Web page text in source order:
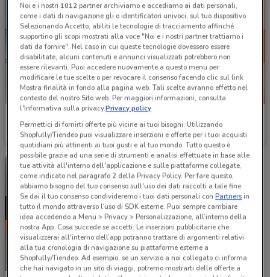
Scade il 20/09 2.6 km
-4 GIORNI
Scade lunedì 2.6 km
-4 GIORNI
Noi e i nostri 1012partner archiviamo e accediamo ai dati personali,
come i dati di navigazione gli o identificatori univoci, sul tuo dispositivo.
Selezionando Accetto, abiliti le tecnologie di tracciamento affinché
supportino gli scopi mostrati alla voce "Noi e i nostri partner trattiamo i
dati da fornire". Nel caso in cui queste tecnologie dovessero essere
disabilitate, alcuni contenuti e annunci visualizzati potrebbero non
essere rilevanti. Puoi accedere nuovamente a questo menu per
modificare le tue scelte o per revocare il consenso facendo clic sul link
Mostra finalità in fondo alla pagina web. Tali scelte avranno effetto nel
contesto del nostro Sito web. Per maggiori informazioni, consulta
l'Informativa sulla privacy.Privacy policy
Permettici di fornirti offerte più vicine ai tuoi bisogni: Utilizzando
Shopfully/Tiendeo puoi visualizzare inserzioni e offerte per i tuoi acquisti
quotidiani più attinenti ai tuoi gusti e al tuo mondo. Tutto questo è
possibile grazie ad una serie di strumenti e analisi effettuate in base alle
tue attività all'interno dell'applicazione e sulle piattaforme collegate,
come indicato nel paragrafo 2 della Privacy Policy. Per fare questo,
abbiamo bisogno del tuo consenso sull'uso dei dati raccolti a tale fine.
Se dai il tuo consenso condivideremo i tuoi dati personali conPartnersin
tutto il mondo attraverso l’uso di SDK esterne. Puoi sempre cambiare
idea accedendo a Menu > Privacy > Personalizzazione, all’interno della
nostra App. Cosa succede se accetti: Le inserzioni pubblicitarie che
visualizzerai all'interno dell’app potranno trattare di argomenti relativi
alla tua cronologia di navigazione su piattaforme esterne a
Shopfully/Tiendeo. Ad esempio, se un servizio a noi collegato ci informa
che hai navigato in un sito di viaggi, potremo mostrarti delle offerte a